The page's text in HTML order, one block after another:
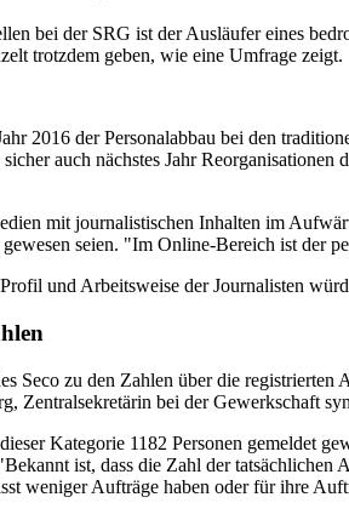
bei der SRG ist der Ausläufer eines
trotzdem geben, wie eine Umfrage zeigt.
2016 der Personalabbau bei den
auch nächstes Jahr
mit journalistischen Inhalten im
seien. "Im Online-Bereich ist der
und Arbeitsweise der Journalisten
Seco zu den Zahlen über die registrierten
Zentralsekretärin bei der Gewerkschaft
Kategorie 1182 Personen gemeldet
ist, dass die Zahl der
weniger Aufträge haben oder für ihre